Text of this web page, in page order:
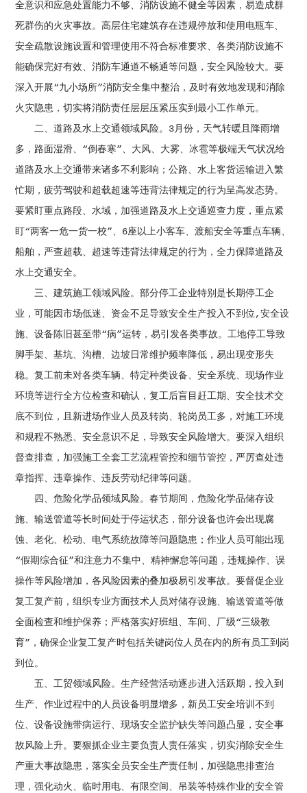
全意识和应急处置能力不够、消防设施不健全等因素，易造成群
死群伤的火灾事故。高层住宅建筑存在违规停放和使用电瓶车、
安全疏散设施设置和管理使用不符合标准要求、各类消防设施不
能确保完好有效、消防车通道不畅通等问题，安全风险较大。要
深入开展“九小场所”消防安全集中整治，及时有效地发现和消除
火灾隐患，切实将消防责任层层压紧压实到最小工作单元。
二、道路及水上交通领域风险。3月份，天气转暖且降雨增
多，路面湿滑、“倒春寒”、大风、大雾、冰雹等极端天气状况给
道路及水上交通带来诸多不利影响；公路、水上客货运输进入繁
忙期，疲劳驾驶和超载超速等违背法律规定的行为呈高发态势。
要紧盯重点路段、水域，加强道路及水上交通巡查力度，重点紧
盯“两客一危一货一校”、6座以上小客车、渡船安全等重点车辆、
船舶，严查超载、超速等违背法律规定的行为，全力保障道路及
水上交通安全。
三、建筑施工领域风险。部分停工企业特别是长期停工企
业，可能因市场低迷、资金不足导致安全生产投入不到位,安全设
施、设备陈旧甚至带“病”运转，易引发各类事故。工地停工导致
脚手架、基坑、沟槽、边坡日常维护频率降低，易出现变形失
稳。复工前未对各类车辆、特定种类设备、安全系统、现场作业
环境等进行全方位检查和确认，复工后盲目赶工期、安全技术交
底不到位，且新进场作业人员及转岗、轮岗员工多，对施工环境
和规程不熟悉、安全意识不足，导致安全风险增大。要深入组织
督查排查，加强施工全套工艺流程管控和细节管控，严厉查处违
章指挥、违章操作、违反劳动纪律等问题。
四、危险化学品领域风险。春节期间，危险化学品储存设
施、输送管道等长时间处于停运状态，部分设备也许会出现腐
蚀、老化、松动、电气系统故障等问题隐患；作业人员可能出现
“假期综合征”和注意力不集中、精神懈怠等问题，违规操作、误
操作等风险增加，各风险因素的叠加极易引发事故。要督促企业
复工复产前，组织专业方面技术人员对储存设施、输送管道等做
全面检查和维护保养；严格落实好班组、车间、厂级“三级教
育”，确保企业复工复产时包括关键岗位人员在内的所有员工到岗
到位。
五、工贸领域风险。生产经营活动逐步进入活跃期，投入到
生产、作业过程中的人员设备明显增多，新员工安全培训不到
位、设备设施带病运行、现场安全监护缺失等问题凸显，安全事
故风险上升。要狠抓企业主要负责人责任落实，切实消除安全生
产重大事故隐患，落实全员安全生产责任制，加强隐患排查治
理，强化动火、临时用电、有限空间、吊装等特殊作业的安全管